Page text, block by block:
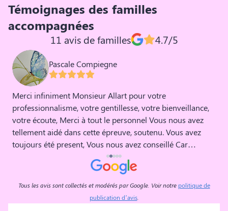
Témoignages des familles
accompagnées
11 avis de familles 4.7/5
Pascale Compiegne
Merci infiniment Monsieur Allart pour votre
professionnalisme, votre gentillesse, votre bienveillance,
votre écoute, Merci à tout le personnel Vous nous avez
tellement aidé dans cette épreuve, soutenu. Vous avez
toujours été present, Vous nous avez conseillé Car
l'épreuve du départ d un Etre Cher, nous anéantit, et seuls,
il nous,m est impossible d affronter la période qui suit le
décès. Vous avez été présent, et vous avez offert à Mon
Mari, à Notre Papa, le meilleur, ce qu il méritait de mieux
au terme de cette longue et horrible maladie qui a
Tous les avis sont collectés et modérés par Google. Voir notre politique de
publication d’avis.